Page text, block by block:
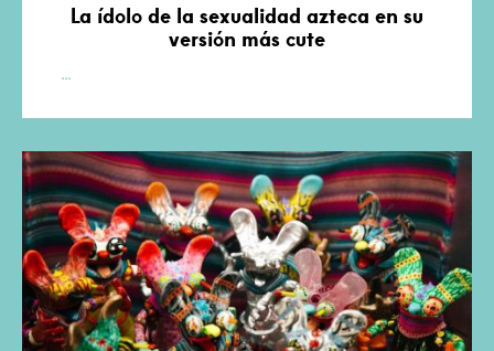
La ídolo de la sexualidad azteca en su
versión más cute
…
de
Camote
Toys